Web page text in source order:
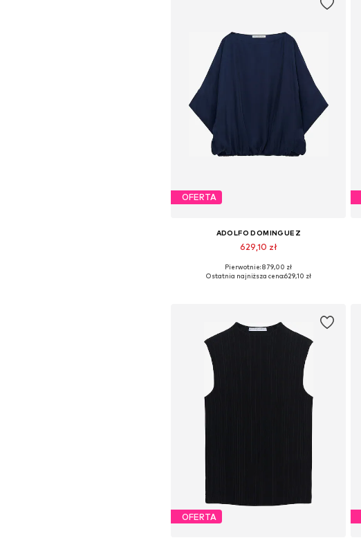
OFERTA
ADOLFO DOMINGUEZ
629,10 zł
Dostępne rozmiary: S, M, L, XL
Pierwotnie: 879,00 zł
Ostatnia najniższa cena:629,10 zł
OFERTA